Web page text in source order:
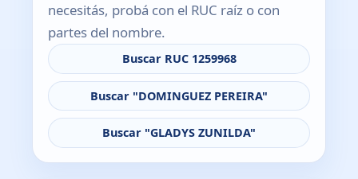
necesitás, probá con el RUC raíz o con
partes del nombre.
Buscar RUC 1259968
Buscar "DOMINGUEZ PEREIRA"
Buscar "GLADYS ZUNILDA"